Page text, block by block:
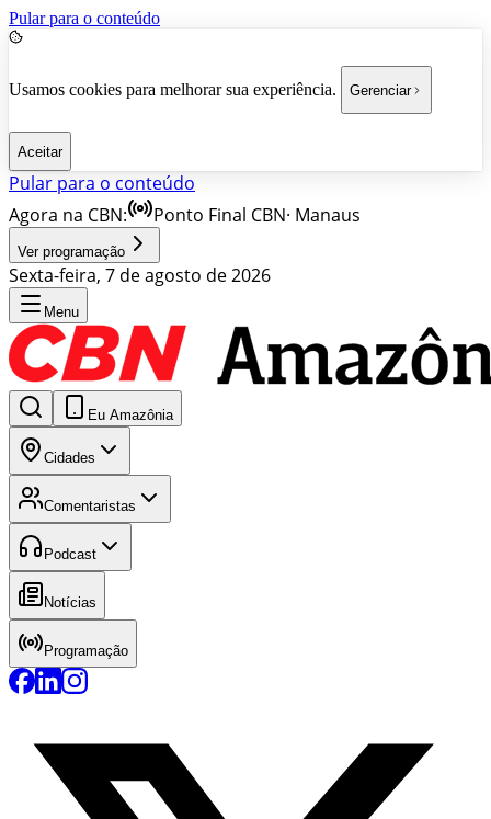
Pular para o conteúdo
Usamos cookies para melhorar sua experiência. Gerenciar
Aceitar
Pular para o conteúdo
Agora na CBN:
Ponto Final CBN· Manaus
Ver programação
Sexta-feira, 7 de agosto de 2026
Menu
Eu Amazônia
Cidades
Comentaristas
Podcast
Notícias
Programação